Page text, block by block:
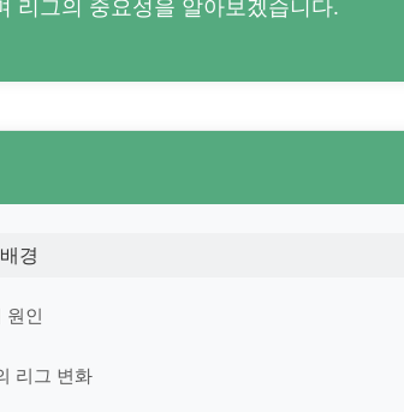
리그의 중요성을 알아보겠습니다.
경
원인
리그 변화